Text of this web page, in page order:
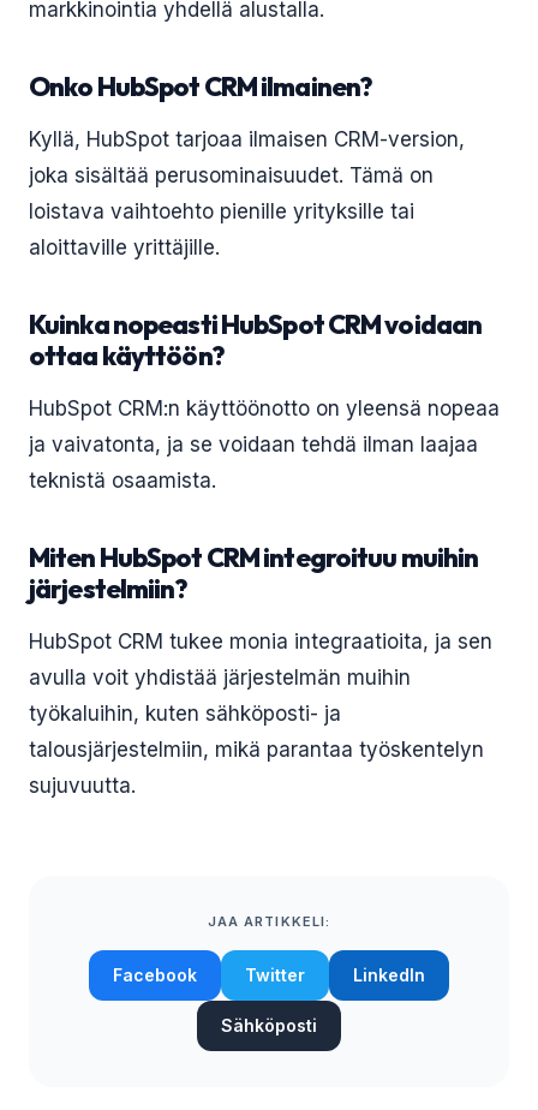
markkinointia yhdellä alustalla.
Onko HubSpot CRM ilmainen?
Kyllä, HubSpot tarjoaa ilmaisen CRM-version,
joka sisältää perusominaisuudet. Tämä on
loistava vaihtoehto pienille yrityksille tai
aloittaville yrittäjille.
Kuinka nopeasti HubSpot CRM voidaan
ottaa käyttöön?
HubSpot CRM:n käyttöönotto on yleensä nopeaa
ja vaivatonta, ja se voidaan tehdä ilman laajaa
teknistä osaamista.
Miten HubSpot CRM integroituu muihin
järjestelmiin?
HubSpot CRM tukee monia integraatioita, ja sen
avulla voit yhdistää järjestelmän muihin
työkaluihin, kuten sähköposti- ja
talousjärjestelmiin, mikä parantaa työskentelyn
sujuvuutta.
JAA ARTIKKELI:
Facebook Twitter LinkedIn
Sähköposti